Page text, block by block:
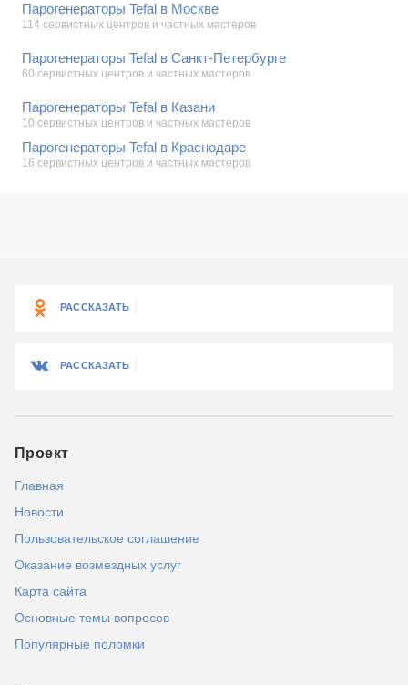
Парогенераторы Tefal в Москве
114 сервистных центров и частных мастеров
Парогенераторы Tefal в Санкт-Петербурге
60 сервистных центров и частных мастеров
Парогенераторы Tefal в Казани
10 сервистных центров и частных мастеров
Парогенераторы Tefal в Краснодаре
16 сервистных центров и частных мастеров
РАССКАЗАТЬ
РАССКАЗАТЬ
Проект
Главная
Новости
Пользовательское соглашение
Оказание возмездных услуг
Карта сайта
Основные темы вопросов
Популярные поломки